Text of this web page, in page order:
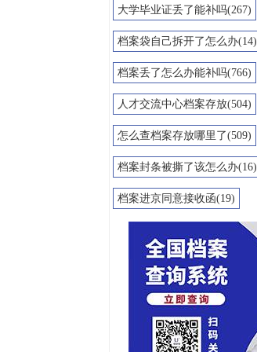
大学毕业证丢了能补吗(267)
档案袋自己拆开了怎么办(14)
档案丢了怎么办能补吗(766)
人才交流中心档案存放(504)
怎么查档案存放哪里了(509)
档案封条被撕了该怎么办(16)
档案进京同意接收函(19)